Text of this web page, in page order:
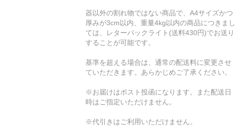
器以外の割れ物ではない商品で、A4サイズかつ
厚みが3cm以内、重量4kg以内の商品につきまし
ては、レターパックライト(送料430円)でお送り
することが可能です。
基準を超える場合は、通常の配送料に変更させ
ていただきます。あらかじめご了承ください。
※お届けはポスト投函になります。また配送日
時はご指定いただけません。
※代引きはご利用いただけません。